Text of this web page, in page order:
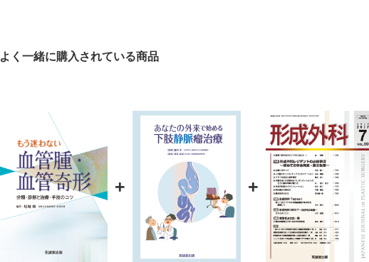
A. 総論 B. 治療方針 C. 硬化療法 D. 手術治療 おわりに
10．顔面部動静脈奇形 野村 正
A. 総論 B. 治療方針 C. 手術療法 D. 代表症例 E. その他の治療法
11．手指部動静脈奇形 成島 三長
A. 総論 B. 治療方針 C. 手術治療 D. その他の治療 おわりに
12．四肢・体幹部動静脈奇形 岩科 裕己
A. 総論 B. 治療方針 C. 手術治療 D. その他の治療
13．骨組織に浸潤した動静脈奇形 佐藤 慎祐ほか
A. 総論 B. 治療方針 C. 血管内治療 D. 手術治療
14．動静脈奇形に対する血管内治療 大須賀慶悟ほか
よく一緒に購入されている商品
+ +